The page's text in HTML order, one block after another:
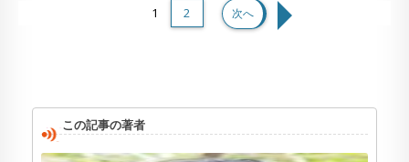
1 2 次へ
この記事の著者